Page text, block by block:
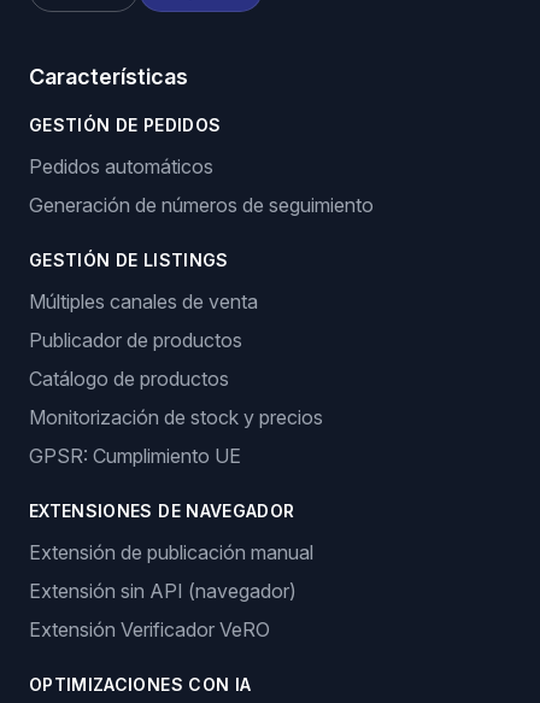
Características
GESTIÓN DE PEDIDOS
Pedidos automáticos
Generación de números de seguimiento
GESTIÓN DE LISTINGS
Múltiples canales de venta
Publicador de productos
Catálogo de productos
Monitorización de stock y precios
GPSR: Cumplimiento UE
EXTENSIONES DE NAVEGADOR
Extensión de publicación manual
Extensión sin API (navegador)
Extensión Verificador VeRO
OPTIMIZACIONES CON IA